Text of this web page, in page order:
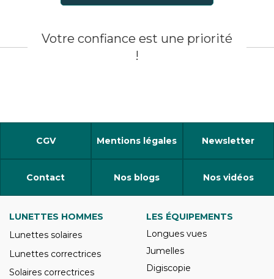
Votre confiance est une priorité
!
CGV Mentions légales Newsletter
Contact Nos blogs Nos vidéos
LUNETTES HOMMES
Lunettes solaires
Lunettes correctrices
Solaires correctrices
LES ÉQUIPEMENTS
Longues vues
Jumelles
Digiscopie